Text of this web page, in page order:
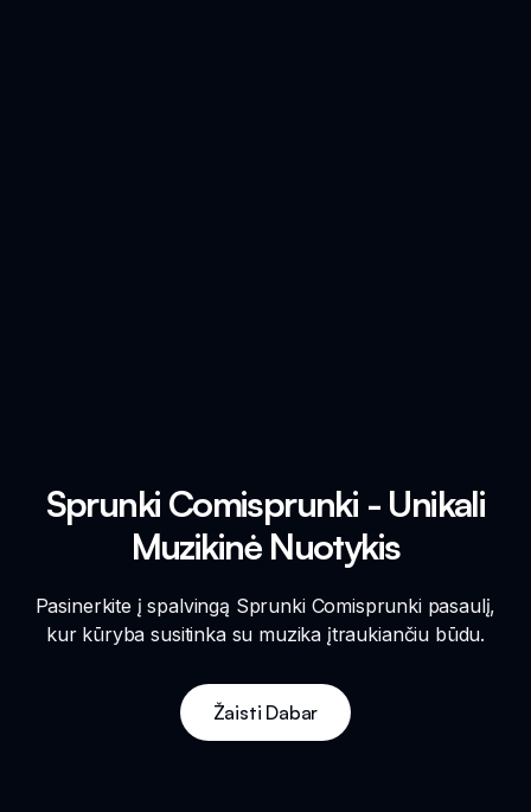
Sprunki Comisprunki - Unikali
Muzikinė Nuotykis
Pasinerkite į spalvingą Sprunki Comisprunki pasaulį,
kur kūryba susitinka su muzika įtraukiančiu būdu.
Žaisti Dabar